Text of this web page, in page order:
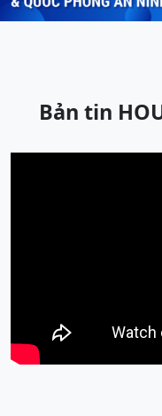
Bản tin